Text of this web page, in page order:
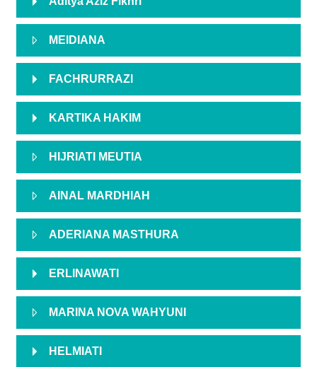
MEIDIANA
FACHRURRAZI
KARTIKA HAKIM
HIJRIATI MEUTIA
AINAL MARDHIAH
ADERIANA MASTHURA
ERLINAWATI
MARINA NOVA WAHYUNI
HELMIATI